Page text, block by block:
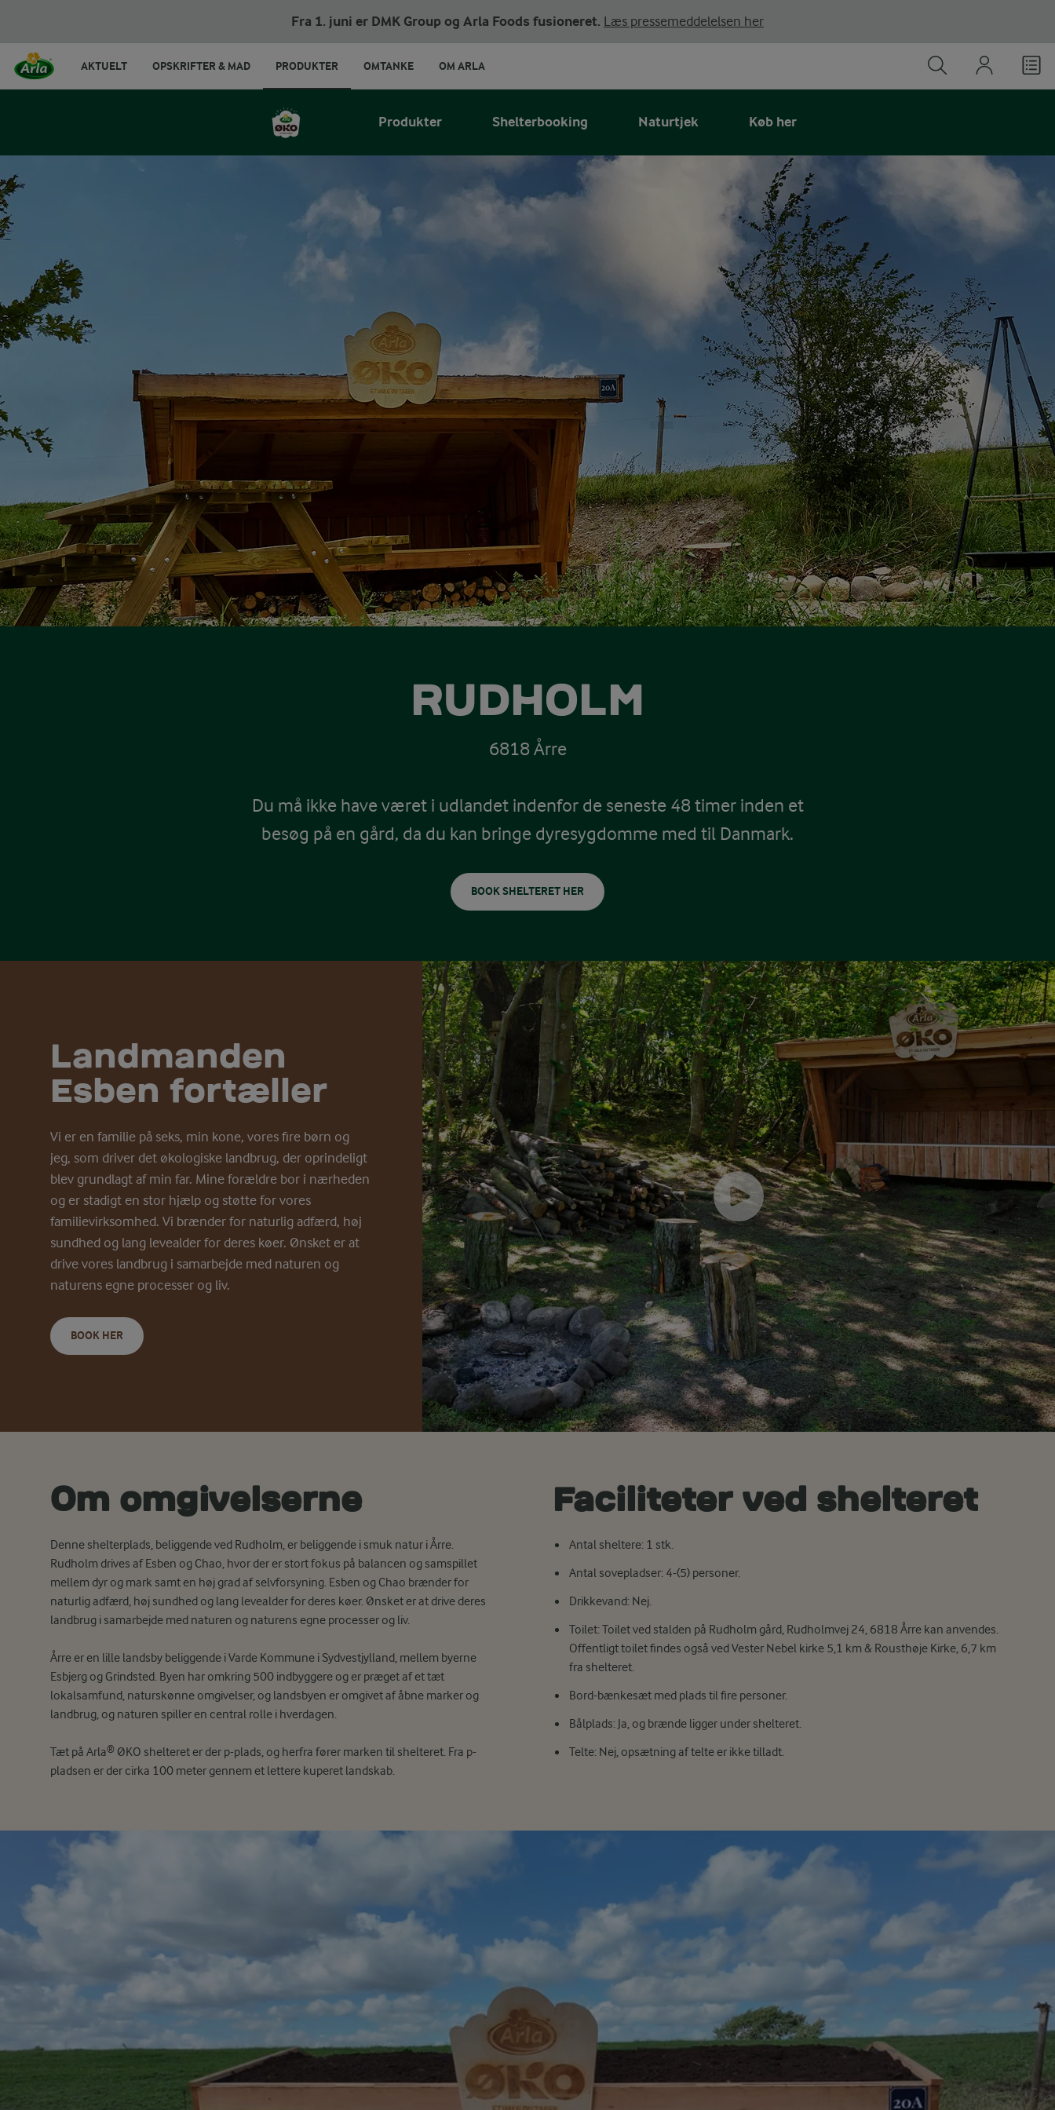
Fra 1. juni er DMK Group og Arla Foods fusioneret. Læs pressemeddelelsen her
AKTUELT OPSKRIFTER & MAD PRODUKTER OMTANKE OM ARLA
Produkter Shelterbooking Naturtjek Køb her
RUDHOLM
6818 Årre
Du må ikke have været i udlandet indenfor de seneste 48 timer inden et
besøg på en gård, da du kan bringe dyresygdomme med til Danmark.
BOOK SHELTERET HER
Landmanden
Esben fortæller
Vi er en familie på seks, min kone, vores fire børn og
jeg, som driver det økologiske landbrug, der oprindeligt
blev grundlagt af min far. Mine forældre bor i nærheden
og er stadigt en stor hjælp og støtte for vores
familievirksomhed. Vi brænder for naturlig adfærd, høj
sundhed og lang levealder for deres køer. Ønsket er at
drive vores landbrug i samarbejde med naturen og
naturens egne processer og liv.
BOOK HER
Om omgivelserne
Denne shelterplads, beliggende ved Rudholm, er beliggende i smuk natur i Årre.
Rudholm drives af Esben og Chao, hvor der er stort fokus på balancen og samspillet
mellem dyr og mark samt en høj grad af selvforsyning. Esben og Chao brænder for
naturlig adfærd, høj sundhed og lang levealder for deres køer. Ønsket er at drive deres
landbrug i samarbejde med naturen og naturens egne processer og liv.
Årre er en lille landsby beliggende i Varde Kommune i Sydvestjylland, mellem byerne
Esbjerg og Grindsted. Byen har omkring 500 indbyggere og er præget af et tæt
lokalsamfund, naturskønne omgivelser, og landsbyen er omgivet af åbne marker og
landbrug, og naturen spiller en central rolle i hverdagen.
Tæt på Arla® ØKO shelteret er der p-plads, og herfra fører marken til shelteret. Fra p-
pladsen er der cirka 100 meter gennem et lettere kuperet landskab.
Faciliteter ved shelteret
Antal sheltere: 1 stk.
Antal sovepladser: 4-(5) personer.
Drikkevand: Nej.
Toilet: Toilet ved stalden på Rudholm gård, Rudholmvej 24, 6818 Årre kan anvendes.
Offentligt toilet findes også ved Vester Nebel kirke 5,1 km & Rousthøje Kirke, 6,7 km
fra shelteret.
Bord-bænkesæt med plads til fire personer.
Bålplads: Ja, og brænde ligger under shelteret.
Telte: Nej, opsætning af telte er ikke tilladt.